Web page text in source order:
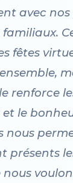
avec
fêtes
renforce
le
nous